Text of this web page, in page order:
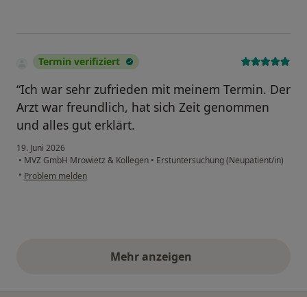
Termin verifiziert
“Ich war sehr zufrieden mit meinem Termin. Der
Arzt war freundlich, hat sich Zeit genommen
und alles gut erklärt.
19. Juni 2026
• MVZ GmbH Mrowietz & Kollegen • Erstuntersuchung (Neupatient/in)
• Problem melden
Mehr anzeigenobige Stellungnahmen